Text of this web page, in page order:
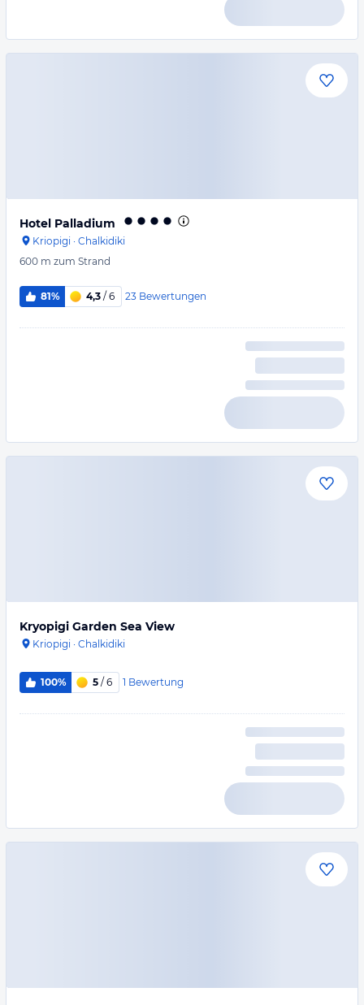
Hotel Palladium
Kriopigi · Chalkidiki
600 m zum Strand
81% 4,3 / 6 23 Bewertungen
Kryopigi Garden Sea View
Kriopigi · Chalkidiki
100% 5 / 6 1 Bewertung